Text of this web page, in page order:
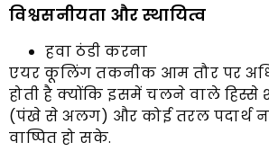
विश्वसनीयता और स्थायित्व
हवा ठंडी करना
एयर कूलिंग तकनीक आम तौर पर
होती है क्योंकि इसमें चलने वाले हिस्से
(पंखे से अलग) और कोई तरल पदार्थ
वाष्पित हो सके.